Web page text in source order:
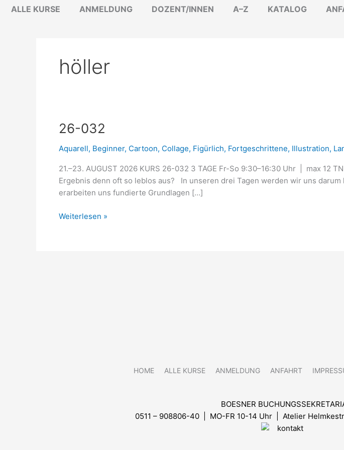
ZumALLE KURSE ANMELDUNG DOZENT/INNEN A–Z KATALOG
höller
26-032
Aquarell, Beginner, Cartoon, Collage, Figürlich, Fortgeschrittene, Illustration,
21.–23. AUGUST 2026 KURS 26-032 3 TAGE Fr-So 9:30–16:30 Uhr | max 12
Ergebnis denn oft so leblos aus? In unseren drei Tagen werden wir uns
erarbeiten uns fundierte Grundlagen […]
26-
Weiterlesen »
HOME ALLE KURSE ANMELDUNG ANFAHRT
BOESNER
0511 – 908806-40 | MO-FR 10-14 Uhr
| Atelier